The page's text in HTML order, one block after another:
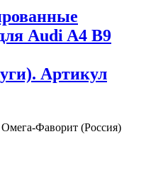
Audi A4 B9
Артикул
Фаворит (Россия)